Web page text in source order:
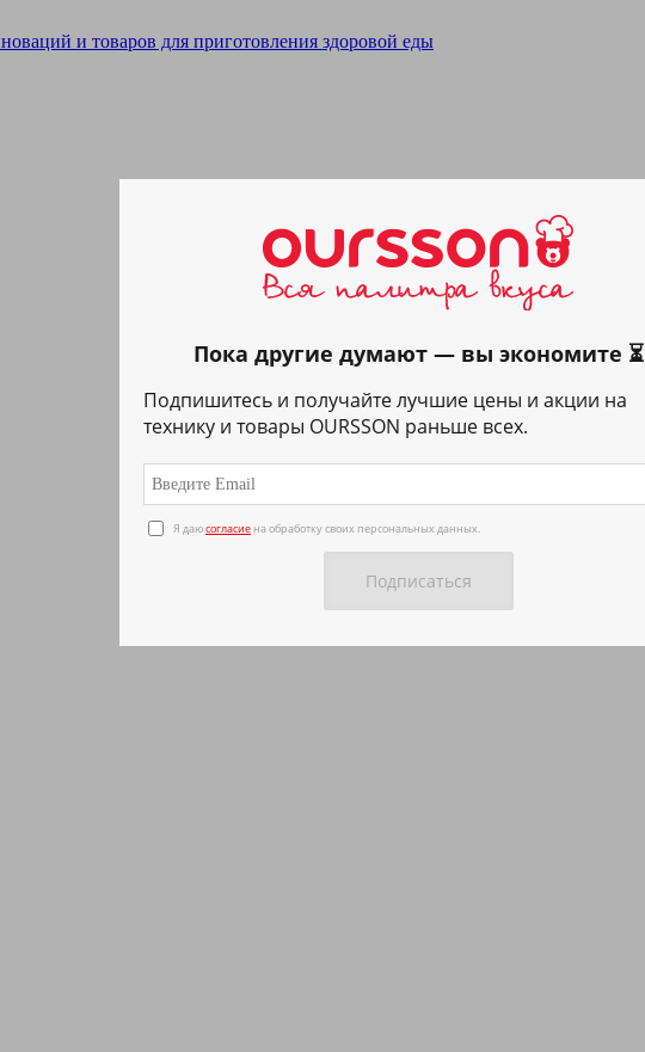
Пока другие думают — вы экономите ⏳
Подпишитесь и получайте лучшие цены и акции на
технику и товары OURSSON раньше всех.
Я даюсогласие на обработку своих персональных данных.